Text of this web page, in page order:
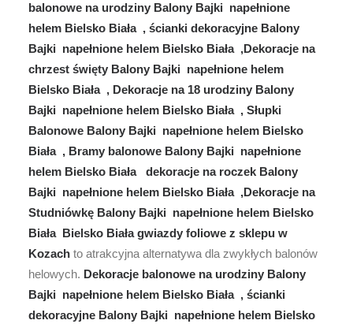
balonowe na urodziny Balony Bajki napełnione
helem Bielsko Biała , ścianki dekoracyjne Balony
Bajki napełnione helem Bielsko Biała ,Dekoracje na
chrzest święty Balony Bajki napełnione helem
Bielsko Biała , Dekoracje na 18 urodziny Balony
Bajki napełnione helem Bielsko Biała , Słupki
Balonowe Balony Bajki napełnione helem Bielsko
Biała , Bramy balonowe Balony Bajki napełnione
helem Bielsko Biała dekoracje na roczek Balony
Bajki napełnione helem Bielsko Biała ,Dekoracje na
Studniówkę Balony Bajki napełnione helem Bielsko
Biała Bielsko Biała gwiazdy foliowe z sklepu w
Kozach to atrakcyjna alternatywa dla zwykłych balonów
helowych. Dekoracje balonowe na urodziny Balony
Bajki napełnione helem Bielsko Biała , ścianki
dekoracyjne Balony Bajki napełnione helem Bielsko